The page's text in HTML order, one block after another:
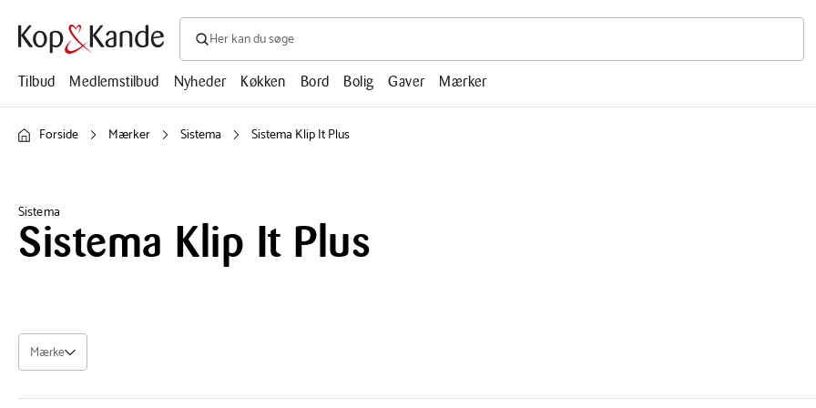
Søg efter produkter, artikler, opskrifter, mm.
Søg
efter
artikler,
Tilbud
Medlemstilbud Nyheder Køkken Bord Bolig Gaver Mærker
Forside Mærker Sistema Sistema Klip It Plus
Sistema
Sistema Klip It Plus
Mærke